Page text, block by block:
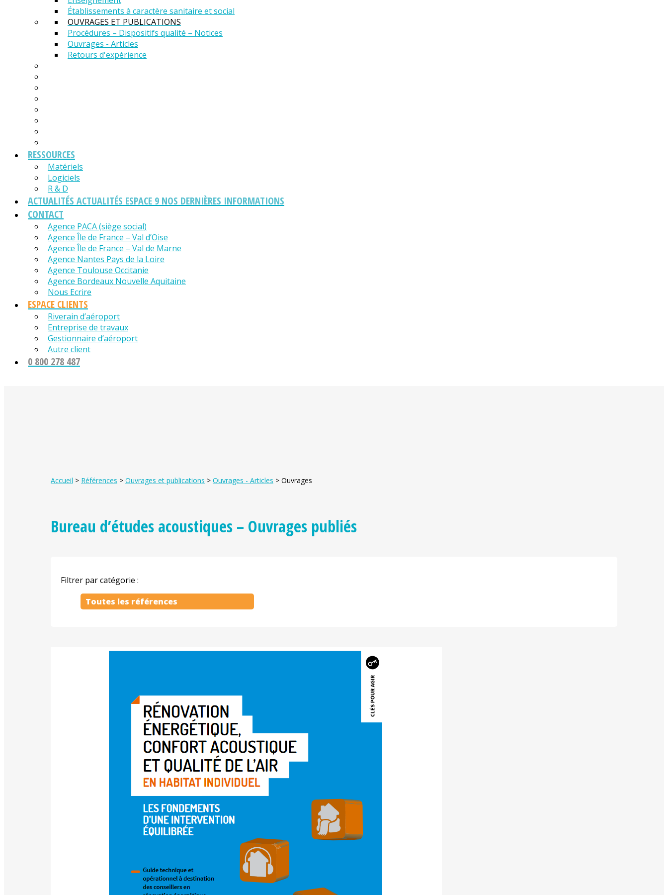
Établissements à caractère sanitaire et social
OUVRAGES ET PUBLICATIONS
Procédures – Dispositifs qualité – Notices
Ouvrages - Articles
Retours d'expérience
RESSOURCES
Matériels
Logiciels
R & D
ACTUALITÉS ACTUALITÉS ESPACE 9 NOS DERNIÈRES INFORMATIONS
CONTACT
Agence PACA (siège social)
Agence Île de France – Val d’Oise
Agence Île de France – Val de Marne
Agence Nantes Pays de la Loire
Agence Toulouse Occitanie
Agence Bordeaux Nouvelle Aquitaine
Nous Ecrire
ESPACE CLIENTS
Riverain d’aéroport
Entreprise de travaux
Gestionnaire d’aéroport
Autre client
0 800 278 487
Accueil > Références > Ouvrages et publications > Ouvrages - Articles > Ouvrages
Bureau d’études acoustiques – Ouvrages publiés
Filtrer par catégorie :